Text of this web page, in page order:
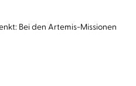
Bei den Artemis-Missionen